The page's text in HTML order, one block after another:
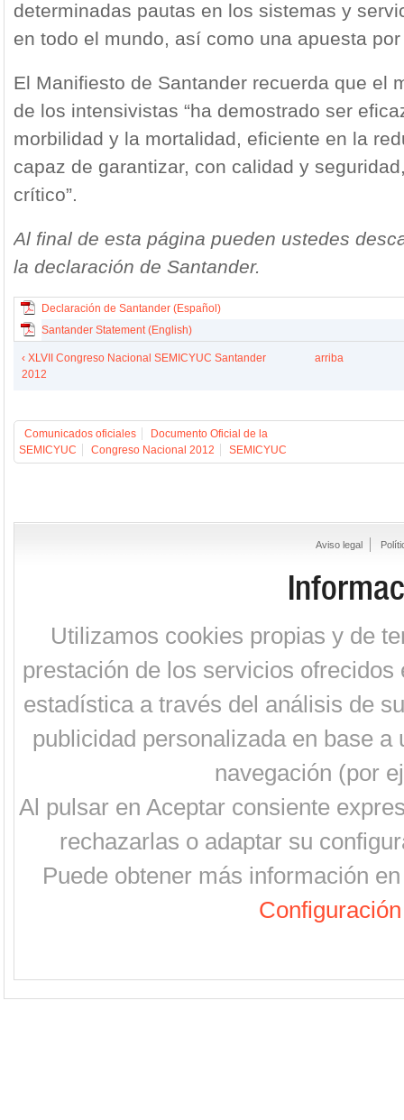
determinadas pautas en los sistemas y
en todo el mundo, así como una apuesta
El Manifiesto de Santander recuerda que el
de los intensivistas “ha demostrado ser
morbilidad y la mortalidad, eficiente en la
capaz de garantizar, con calidad y
crítico”.
Al final de esta página pueden ustedes
la declaración de Santander.
Declaración de Santander (Español)
Santander Statement (English)
‹ XLVII Congreso Nacional SEMICYUC Santander
2012
arriba
Comunicados oficiales
Documento Oficial de la
SEMICYUC
Congreso Nacional 2012 SEMICYUC
Aviso legal
Utilizamos cookies propias y de
prestación de los servicios
estadística a través del análisis de
publicidad personalizada en base
navegación (por
Al pulsar en Aceptar consiente
rechazarlas o adaptar su
Puede obtener más información